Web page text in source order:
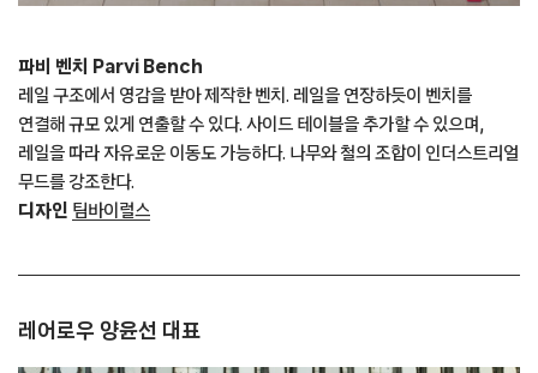
파비 벤치 Parvi Bench
레일 구조에서 영감을 받아 제작한 벤치. 레일을 연장하듯이 벤치를
연결해 규모 있게 연출할 수 있다. 사이드 테이블을 추가할 수 있으며,
레일을 따라 자유로운 이동도 가능하다. 나무와 철의 조합이 인더스트리얼
무드를 강조한다.
디자인 팀바이럴스
레어로우 양윤선 대표